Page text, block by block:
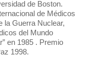
de Boston.
de Médicos
la Guerra Nuclear,
del Mundo
en 1985 . Premio
1998.